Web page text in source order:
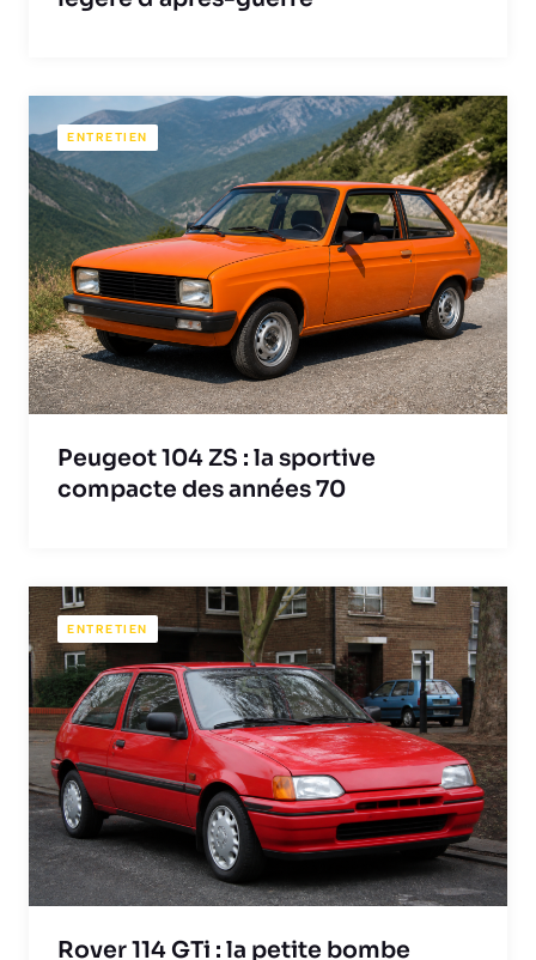
ENTRETIEN
Peugeot 104 ZS : la sportive
compacte des années 70
ENTRETIEN
Rover 114 GTi : la petite bombe